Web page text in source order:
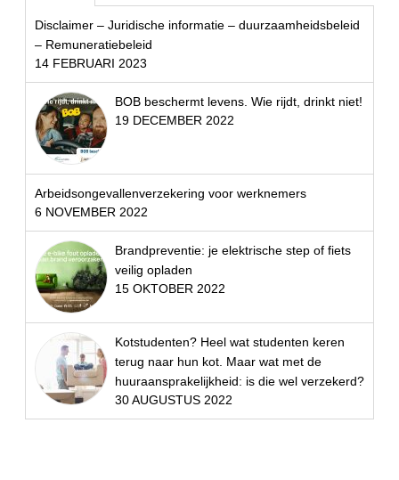
Disclaimer – Juridische informatie – duurzaamheidsbeleid
– Remuneratiebeleid
14 FEBRUARI 2023
BOB beschermt levens. Wie rijdt, drinkt niet!
19 DECEMBER 2022
Arbeidsongevallenverzekering voor werknemers
6 NOVEMBER 2022
Brandpreventie: je elektrische step of fiets
veilig opladen
15 OKTOBER 2022
Kotstudenten? Heel wat studenten keren
terug naar hun kot. Maar wat met de
huuraansprakelijkheid: is die wel verzekerd?
30 AUGUSTUS 2022